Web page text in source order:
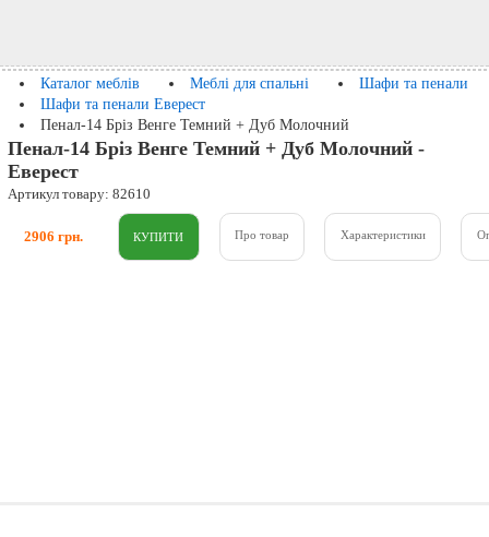
Каталог меблів Меблі для спальні
Шафи та пенали
Шафи та пенали Еверест
Пенал-14 Бріз Венге Темний + Дуб Молочний
Пенал-14 Бріз Венге Темний + Дуб Молочний -
Еверест
Артикул товару: 82610
2906 грн. Про товар Характеристики